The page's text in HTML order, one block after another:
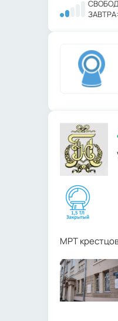
ЗАВТРА:
МРТ